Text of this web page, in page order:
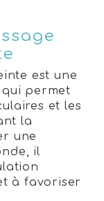
est une
permet
et les
la
une
il
à favoriser